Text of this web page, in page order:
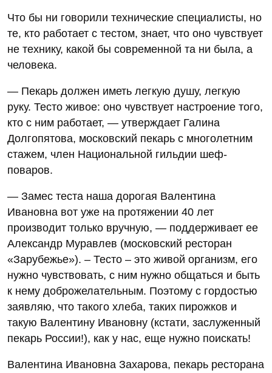
Что бы ни говорили технические специалисты, но
те, кто работает с тестом, знает, что оно чувствует
не технику, какой бы современной та ни была, а
человека.
— Пекарь должен иметь легкую душу, легкую
руку. Тесто живое: оно чувствует настроение того,
кто с ним работает, — утверждает Галина
Долгопятова, московский пекарь с многолетним
стажем, член Национальной гильдии шеф-
поваров.
— Замес теста наша дорогая Валентина
Ивановна вот уже на протяжении 40 лет
производит только вручную, — поддерживает ее
Александр Муравлев (московский ресторан
«Зарубежье»). – Тесто – это живой организм, его
нужно чувствовать, с ним нужно общаться и быть
к нему доброжелательным. Поэтому с гордостью
заявляю, что такого хлеба, таких пирожков и
такую Валентину Ивановну (кстати, заслуженный
пекарь России!), как у нас, еще нужно поискать!
Валентина Ивановна Захарова, пекарь ресторана